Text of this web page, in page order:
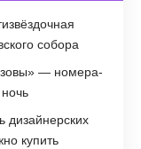
собора
— номера-
купить